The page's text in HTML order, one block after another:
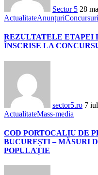
Sector 5 28
ActualitateAnunțuriConcursuri
REZULTATELE ETAPEI
ÎNSCRISE LA
sector5.ro 7
ActualitateMass-media
COD PORTOCALIU DE
BUCUREȘTI – MĂSURI
POPULAȚIE